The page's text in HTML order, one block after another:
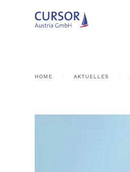
Zum Hauptinhalt springen
HOME AKTUELLES